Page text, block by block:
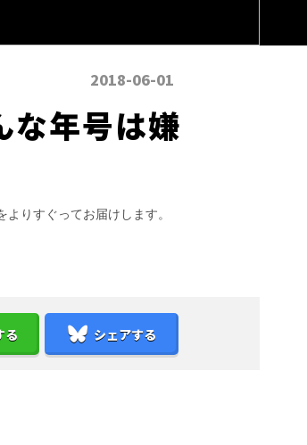
2018-06-01
な年号は嫌
りすぐってお届けします。
る シェアする